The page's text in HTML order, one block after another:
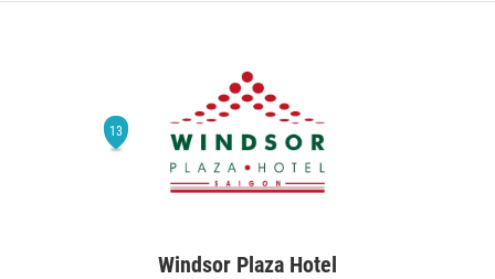
Windsor Plaza Hotel